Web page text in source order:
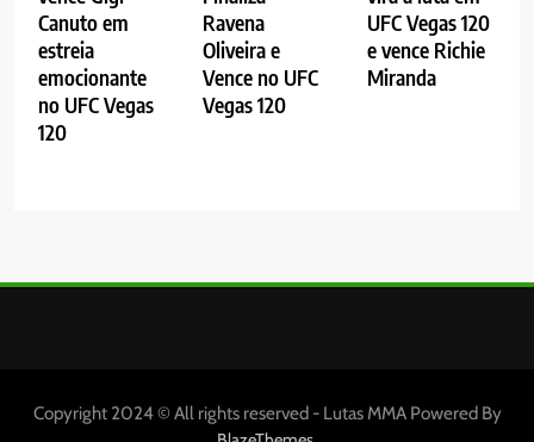
Canuto em
estreia
emocionante
no UFC Vegas
120
Ravena
Oliveira e
Vence no UFC
Vegas 120
UFC Vegas 120
e vence Richie
Miranda
Copyright 2024 © All rights reserved - Lutas MMA Powered By